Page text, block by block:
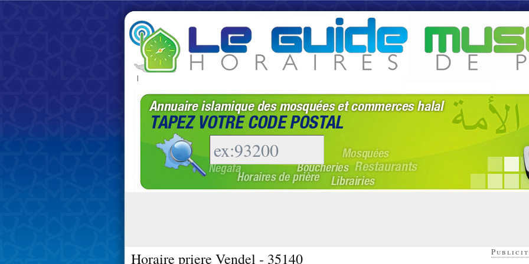
|
Horaire priere Vendel - 35140